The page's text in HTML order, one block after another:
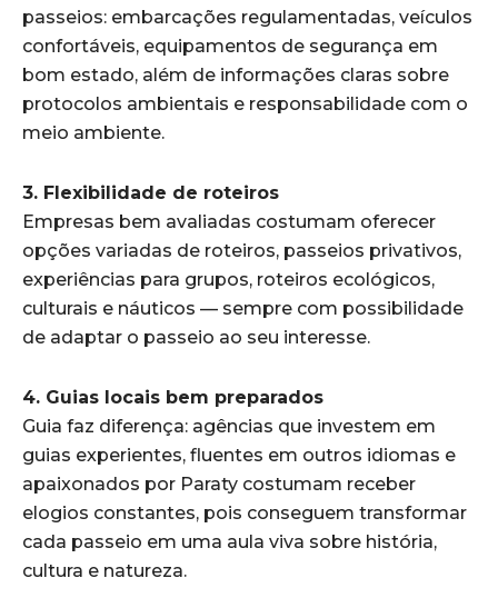
passeios: embarcações regulamentadas, veículos
confortáveis, equipamentos de segurança em
bom estado, além de informações claras sobre
protocolos ambientais e responsabilidade com o
meio ambiente.
3. Flexibilidade de roteiros
Empresas bem avaliadas costumam oferecer
opções variadas de roteiros, passeios privativos,
experiências para grupos, roteiros ecológicos,
culturais e náuticos — sempre com possibilidade
de adaptar o passeio ao seu interesse.
4. Guias locais bem preparados
Guia faz diferença: agências que investem em
guias experientes, fluentes em outros idiomas e
apaixonados por Paraty costumam receber
elogios constantes, pois conseguem transformar
cada passeio em uma aula viva sobre história,
cultura e natureza.